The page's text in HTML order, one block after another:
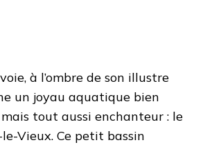
à l’ombre de son illustre
un joyau aquatique bien
tout aussi enchanteur : le
le-Vieux. Ce petit bassin